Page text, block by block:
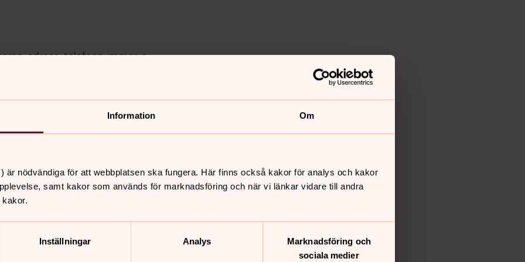
Information Om
är nödvändiga för att webbplatsen ska fungera. Här finns också kakor för analys och kakor
samt kakor som används för marknadsföring och när vi länkar vidare till andra
Inställningar Analys
Marknadsföring och
sociala medier
adress, telefonnummer, e-
men vi kan även få dem från dig
av tillämpliga lagar och
om förrättningen kommer att
Dina kontaktuppgifter